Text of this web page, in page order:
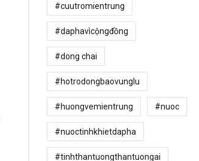
#cuutromientrung
#daphavìcộngđồng
#dong chai
#hotrodongbaovunglu
#huongvemientrung #nuoc
#nuoctinhkhietdapha
#tinhthantuongthantuongai